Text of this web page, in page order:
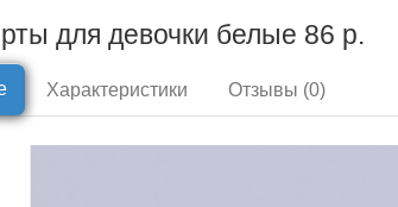
для девочки белые 86 р.
Характеристики Отзывы (0)